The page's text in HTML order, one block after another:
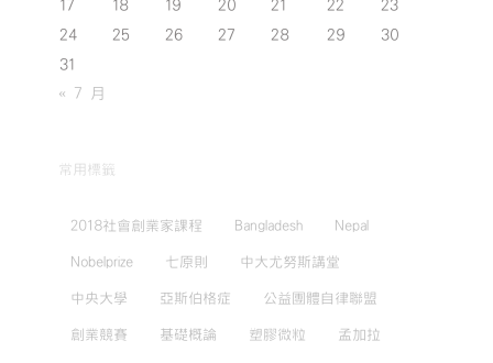
17
18 19 20 21 22
23
24
25 26 27 28 29
30
31
« 7 月
常用標籤
2018社會創業家課程 Bangladesh Nepal
Nobelprize 七原則 中大尤努斯講堂
中央大學 亞斯伯格症 公益團體自律聯盟
創業競賽 基礎概論 塑膠微粒 孟加拉